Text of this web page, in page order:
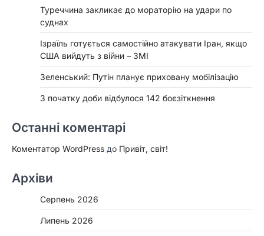
Туреччина закликає до мораторію на удари по
суднах
Ізраїль готується самостійно атакувати Іран, якщо
США вийдуть з війни – ЗМІ
Зеленський: Путін планує приховану мобілізацію
З початку доби відбулося 142 боєзіткнення
Останні коментарі
Коментатор WordPress до Привіт, світ!
Архіви
Серпень 2026
Липень 2026